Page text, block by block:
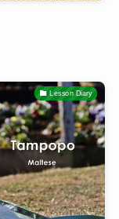
Lesson Diary